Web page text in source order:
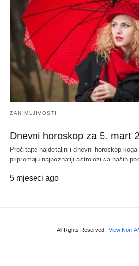
ZANIMLJIVOSTI
Dnevni horoskop za 5. mart
Pročitajte najdetaljniji dnevni horoskop
pripremaju najpoznatiji astrolozi sa naših
5 mjeseci ago
All Rights Reserved View Non-